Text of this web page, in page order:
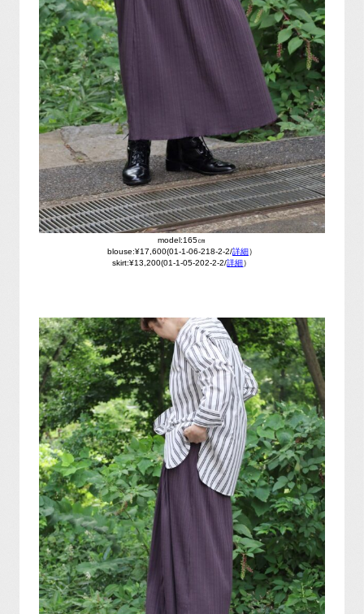
model:165㎝
blouse:¥17,600(01-1-06-218-2-2/詳細）
skirt:¥13,200(01-1-05-202-2-2/詳細）